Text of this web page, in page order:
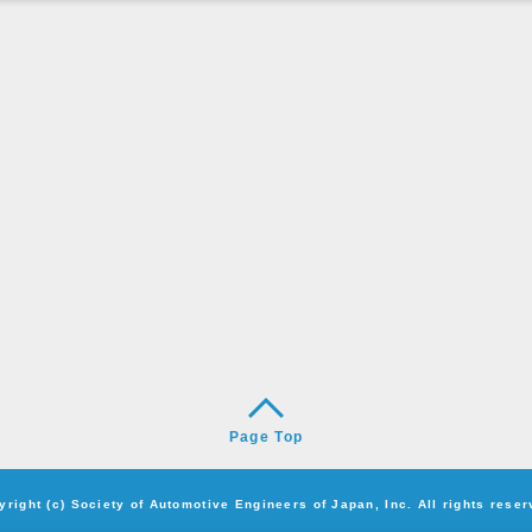
Page Top
(c) Society of Automotive Engineers of Japan, Inc. All rights